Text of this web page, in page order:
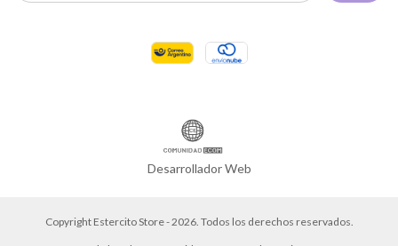
Desarrollador Web
Copyright Estercito Store - 2026. Todos los derechos reservados.